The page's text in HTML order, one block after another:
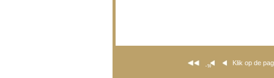
Klik op de